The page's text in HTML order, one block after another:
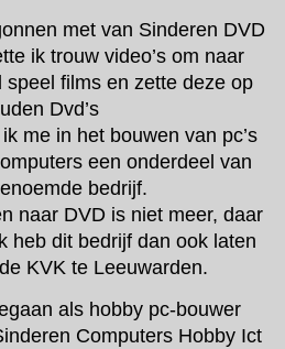
met van Sinderen DVD
ik trouw video’s om naar
films en zette deze op
Dvd’s
me in het bouwen van pc’s
een onderdeel van
bedrijf.
naar DVD is niet meer, daar
heb dit bedrijf dan ook laten
KVK te Leeuwarden.
als hobby pc-bouwer
Computers Hobby Ict